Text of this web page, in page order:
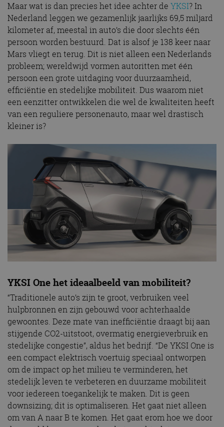
Maar wat is dan precies het idee achter de YKSI? In
Nederland leggen we gezamenlijk jaarlijks 69,5 miljard
kilometer af, meestal in auto’s die door slechts één
persoon worden bestuurd. Dat is alsof je 138 keer naar
Mars vliegt en terug. Dit is niet alleen een Nederlands
probleem; wereldwijd vormen autoritten met één
persoon een grote uitdaging voor duurzaamheid,
efficiëntie en stedelijke mobiliteit. Dus waarom niet
een eenzitter ontwikkelen die wel de kwaliteiten heeft
van een reguliere personenauto, maar wel drastisch
kleiner is?
YKSI One het ideaalbeeld van mobiliteit?
“Traditionele auto’s zijn te groot, verbruiken veel
hulpbronnen en zijn gebouwd voor achterhaalde
gewoontes. Deze mate van inefficiëntie draagt ​​bij aan
stijgende CO2-uitstoot, overmatig energieverbruik en
stedelijke congestie”, aldus het bedrijf. “De YKSI One is
een compact elektrisch voertuig speciaal ontworpen
om de impact op het milieu te verminderen, het
stedelijk leven te verbeteren en duurzame mobiliteit
voor iedereen toegankelijk te maken. Dit is geen
downsizing; dit is optimaliseren. Het gaat niet alleen
om van A naar B te komen. Het gaat erom hoe we door